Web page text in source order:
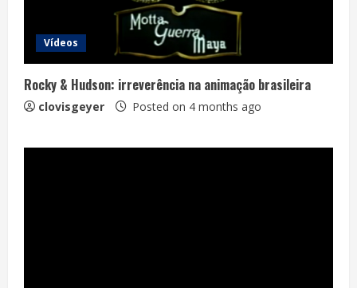
Vídeos
Rocky & Hudson: irreverência na animação brasileira
clovisgeyer Posted on 4 months ago